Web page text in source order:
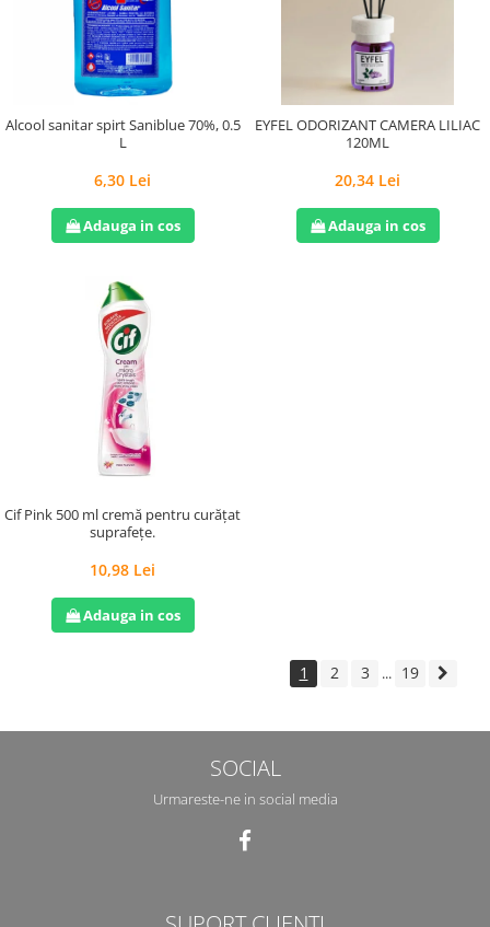
Alcool sanitar spirt Saniblue 70%, 0.5
L
6,30 Lei
Adauga in cos
EYFEL ODORIZANT CAMERA LILIAC
120ML
20,34 Lei
Adauga in cos
Cif Pink 500 ml cremă pentru curățat
suprafețe.
10,98 Lei
Adauga in cos
1 2 3 ... 19
SOCIAL
Urmareste-ne in social media